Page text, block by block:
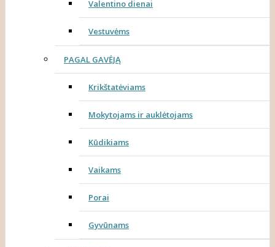
Valentino dienai
Vestuvėms
PAGAL GAVĖJĄ
Krikštatėviams
Mokytojams ir auklėtojams
Kūdikiams
Vaikams
Porai
Gyvūnams